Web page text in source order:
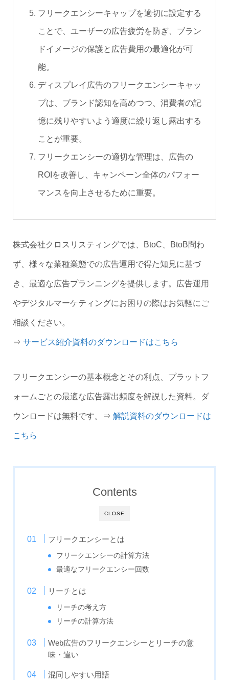
フリークエンシーキャップを適切に設定する
ことで、ユーザーの広告疲労を防ぎ、ブラン
ドイメージの保護と広告費用の最適化が可
能。
ディスプレイ広告のフリークエンシーキャッ
プは、ブランド認知を高めつつ、消費者の記
憶に残りやすいよう適度に繰り返し露出する
ことが重要。
フリークエンシーの適切な管理は、広告の
ROIを改善し、キャンペーン全体のパフォー
マンスを向上させるために重要。
株式会社クロスリスティングでは、BtoC、BtoB問わ
ず、様々な業種業態での広告運用で得た知見に基づ
き、最適な広告プランニングを提供します。広告運用
やデジタルマーケティングにお困りの際はお気軽にご
相談ください。
⇒ サービス紹介資料のダウンロードはこちら
フリークエンシーの基本概念とその利点、プラットフ
ォームごとの最適な広告露出頻度を解説した資料。ダ
ウンロードは無料です。⇒ 解説資料のダウンロードは
こちら
CLOSE
Contents
フリークエンシーとは
フリークエンシーの計算方法
最適なフリークエンシー回数
リーチとは
リーチの考え方
リーチの計算方法
Web広告のフリークエンシーとリーチの意
味・違い
混同しやすい用語